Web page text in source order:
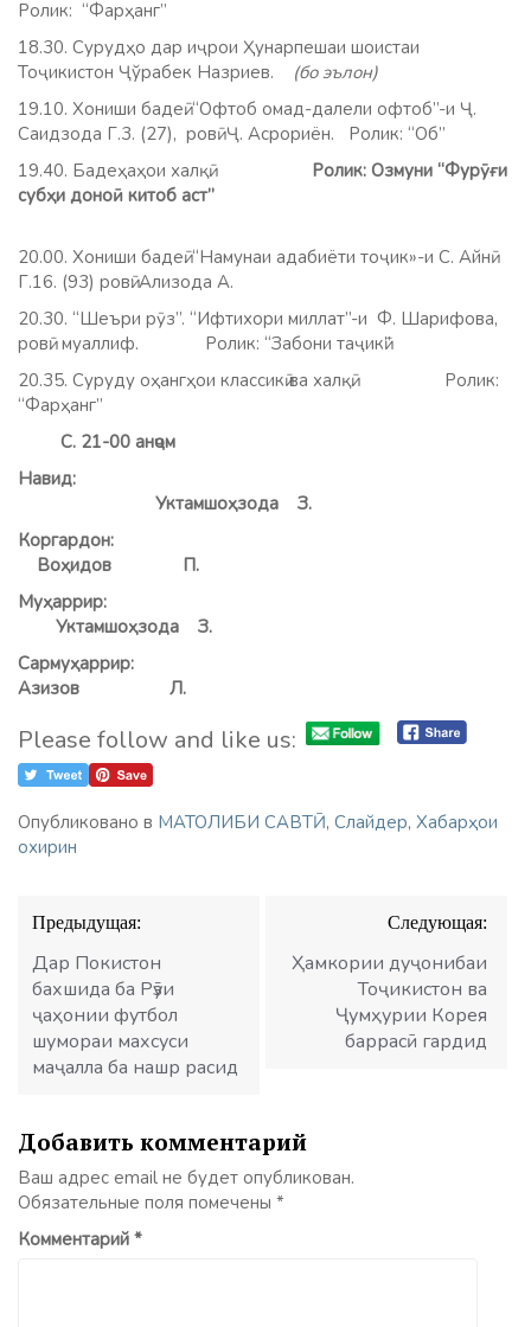
Ролик: “Фарҳанг”
18.30. Сурудҳо дар иҷрои Ҳунарпешаи шоистаи
Тоҷикистон Ҷўрабек Назриев. (бо эълон)
19.10. Хониши бадеӣ. “Офтоб омад-далели офтоб”-и Ҷ.
Саидзода Г.3. (27), ровӣ Ҷ. Асрориён. Ролик: “Об”
19.40. Бадеҳаҳои халқӣ. Ролик: Озмуни “Фурӯғи
субҳи доноӣ китоб аст”
20.00. Хониши бадеӣ. “Намунаи адабиёти тоҷик»-и С. Айнӣ
Г.16. (93) ровӣ: Ализода А.
20.30. “Шеъри рӯз”. “Ифтихори миллат”-и Ф. Шарифова,
ровӣ: муаллиф. Ролик: “Забони таҷикӣ”
20.35. Суруду оҳангҳои классикӣ ва халқӣ. Ролик:
“Фарҳанг”
С. 21-00 анҷом
Навид:
Уктамшоҳзода З.
Коргардон:
Воҳидов П.
Муҳаррир:
Уктамшоҳзода З.
Сармуҳаррир:
Азизов Л.
Please follow and like us:
Опубликовано в МАТОЛИБИ САВТӢ, Слайдер, Хабарҳои
охирин
Навигация
по
записям
Предыдущая:
Дар Покистон
бахшида ба Рӯзи
ҷаҳонии футбол
шумораи махсуси
маҷалла ба нашр расид
Следующая:
Ҳамкории дуҷонибаи
Тоҷикистон ва
Ҷумҳурии Корея
баррасӣ гардид
Добавить комментарий
Ваш адрес email не будет опубликован.
Обязательные поля помечены *
Комментарий *